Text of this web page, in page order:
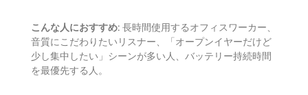
こんな人におすすめ:長時間使用するオフィスワーカー、
音質にこだわりたいリスナー、「オープンイヤーだけど
少し集中したい」シーンが多い人、バッテリー持続時間
を最優先する人。